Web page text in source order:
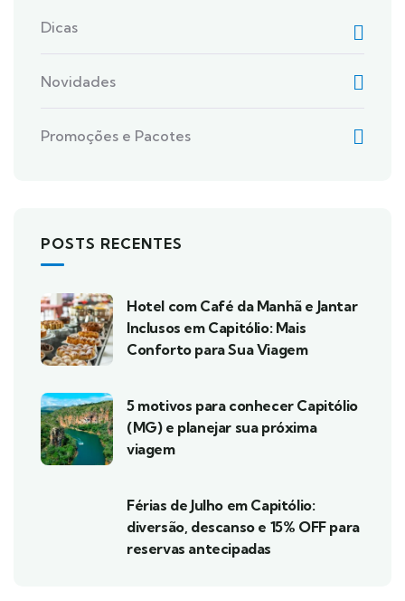
Dicas
Novidades
Promoções e Pacotes
POSTS RECENTES
Hotel com Café da Manhã e Jantar
Inclusos em Capitólio: Mais
Conforto para Sua Viagem
5 motivos para conhecer Capitólio
(MG) e planejar sua próxima
viagem
Férias de Julho em Capitólio:
diversão, descanso e 15% OFF para
reservas antecipadas